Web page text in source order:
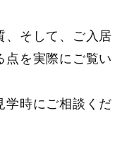
、そして、ご入居
点を実際にご覧い
学時にご相談くだ